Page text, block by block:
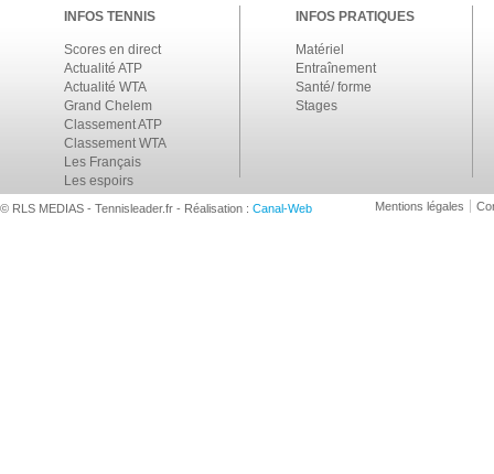
INFOS TENNIS
Scores en direct
Actualité ATP
Actualité WTA
Grand Chelem
Classement ATP
Classement WTA
Les Français
Les espoirs
INFOS PRATIQUES
Matériel
Entraînement
Santé/ forme
Stages
© RLS MEDIAS - Tennisleader.fr - Réalisation : Canal-Web Mentions légales